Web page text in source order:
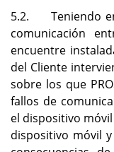
5.2. Teniendo en
comunicación
encuentre
del Cliente
sobre los que
fallos de
el dispositivo
dispositivo móvil y